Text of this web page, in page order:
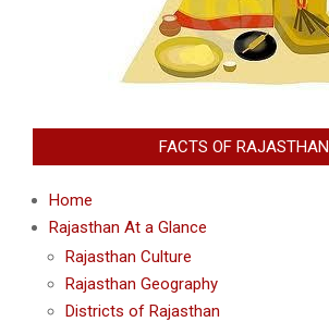
FACTS OF RAJASTHAN
Home
Rajasthan At a Glance
Rajasthan Culture
Rajasthan Geography
Districts of Rajasthan